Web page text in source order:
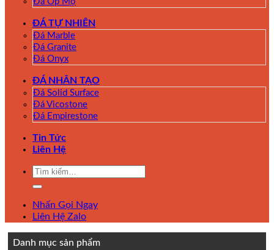
ĐÁ TỰ NHIÊN
Đá Marble
Đá Granite
Đá Onyx
ĐÁ NHÂN TẠO
Đá Solid Surface
Đá Vicostone
Đá Empirestone
Tin Tức
Liên Hệ
Tìm
Nhấn Gọi Ngay
Liên Hệ Zalo
Danh mục sản phẩm